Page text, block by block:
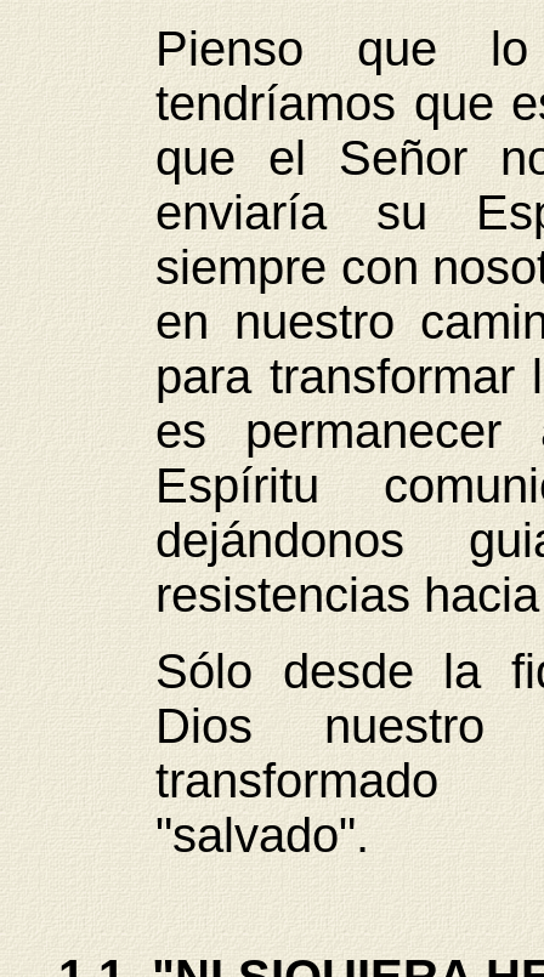
Pienso que
tendríamos que
que el Señor
enviaría su
siempre con
en nuestro
para transformar
es
Espíritu
dejándonos
resistencias
Sólo desde la
Dios nuestro
transformado
"salvado".